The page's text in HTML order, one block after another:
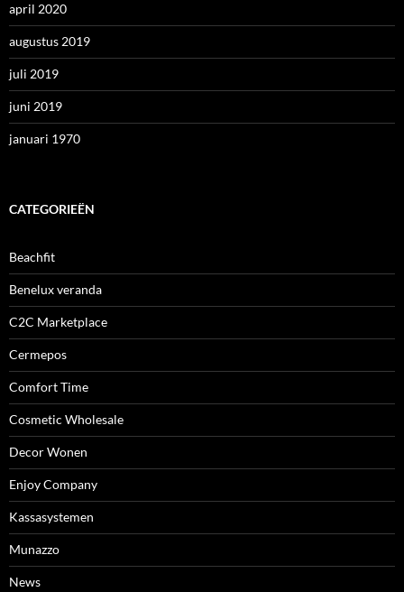
april 2020
augustus 2019
juli 2019
juni 2019
januari 1970
CATEGORIEËN
Beachfit
Benelux veranda
C2C Marketplace
Cermepos
Comfort Time
Cosmetic Wholesale
Decor Wonen
Enjoy Company
Kassasystemen
Munazzo
News